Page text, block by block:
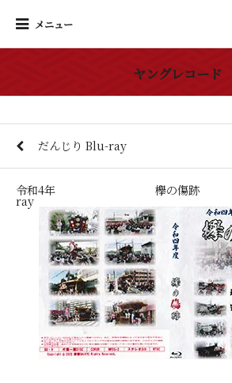
メニュー
ヤングレコード
だんじり Blu-ray
令和4年 欅の
ray